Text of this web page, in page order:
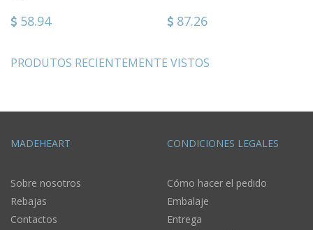
58.94 87.26
PRODUTOS RECIENTEMENTE VISTOS
MADEHEART
Sobre nosotros
Rebajas
Contactos
CONDICIONES LEGALES
Cómo hacer el pedido
Embalaje
Entrega